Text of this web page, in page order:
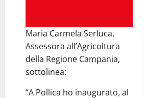
Maria Carmela Serluca,
Assessora all’Agricoltura
della Regione Campania,
sottolinea:
“A Pollica ho inaugurato, al